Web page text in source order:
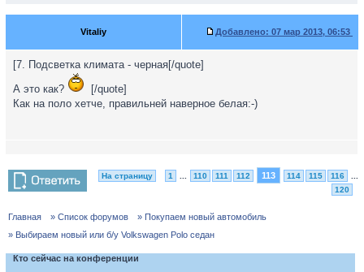
Vitaliy Добавлено: 07 мар 2013, 06:53
[7. Подсветка климата - черная[/quote]
А это как?
[/quote]
Как на поло хетче, правильней наверное белая:-)
На страницу 1 110 111 112 113 114 115 116
120
Главная » Список форумов
» Покупаем новый автомобиль
» Выбираем новый или б/у Volkswagen Polo седан
Кто сейчас на конференции